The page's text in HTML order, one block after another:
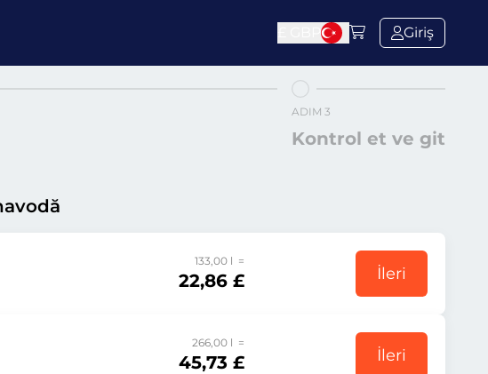
Giriş
ADIM 3
Kontrol et ve git
133,00 l =
22,86 £ İleri
266,00 l =
45,73 £ İleri